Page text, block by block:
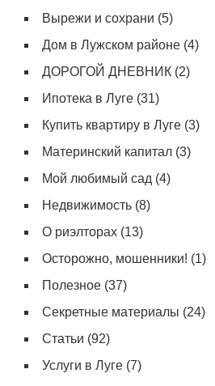
Вырежи и сохрани (5)
Дом в Лужском районе (4)
ДОРОГОЙ ДНЕВНИК (2)
Ипотека в Луге (31)
Купить квартиру в Луге (3)
Материнский капитал (3)
Мой любимый сад (4)
Недвижимость (8)
О риэлторах (13)
Осторожно, мошенники! (1)
Полезное (37)
Секретные материалы (24)
Статьи (92)
Услуги в Луге (7)